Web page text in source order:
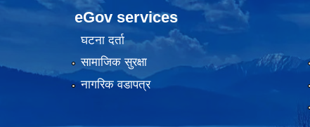
eGov services
घटना दर्ता
सामाजिक सुरक्षा
नागरिक वडापत्र